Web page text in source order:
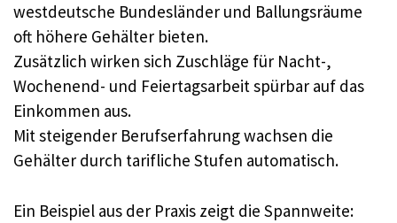
westdeutsche Bundesländer und Ballungsräume
oft höhere Gehälter bieten.
Zusätzlich wirken sich Zuschläge für Nacht-,
Wochenend- und Feiertagsarbeit spürbar auf das
Einkommen aus.
Mit steigender Berufserfahrung wachsen die
Gehälter durch tarifliche Stufen automatisch.
Ein Beispiel aus der Praxis zeigt die Spannweite: